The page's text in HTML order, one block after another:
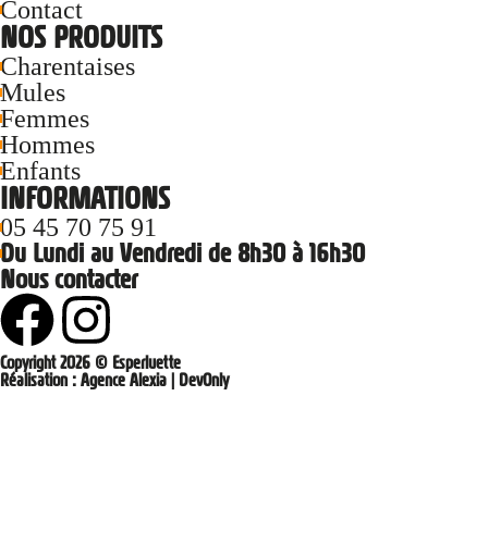
Contact
NOS PRODUITS
Charentaises
Mules
Femmes
Hommes
Enfants
INFORMATIONS
05 45 70 75 91
Du Lundi au Vendredi de 8h30 à 16h30
Nous contacter
Copyright 2026 © Esperluette
Réalisation : Agence Alexia | DevOnly